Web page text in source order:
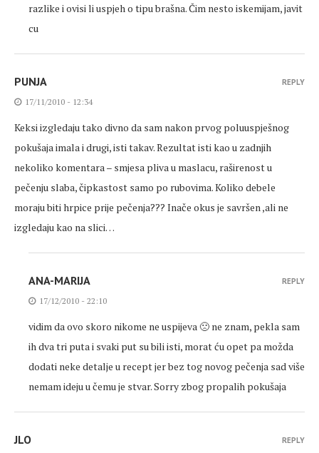
razlike i ovisi li uspjeh o tipu brašna. Čim nesto iskemijam, javit
cu
PUNJA
17/11/2010 - 12:34
Keksi izgledaju tako divno da sam nakon prvog poluuspješnog
pokušaja imala i drugi, isti takav. Rezultat isti kao u zadnjih
nekoliko komentara – smjesa pliva u maslacu, raširenost u
pečenju slaba, čipkastost samo po rubovima. Koliko debele
moraju biti hrpice prije pečenja??? Inače okus je savršen ,ali ne
izgledaju kao na slici…
REPLY
ANA-MARIJA
17/12/2010 - 22:10
vidim da ovo skoro nikome ne uspijeva 🙁 ne znam, pekla sam
ih dva tri puta i svaki put su bili isti, morat ću opet pa možda
dodati neke detalje u recept jer bez tog novog pečenja sad više
nemam ideju u čemu je stvar. Sorry zbog propalih pokušaja
REPLY
JLO REPLY